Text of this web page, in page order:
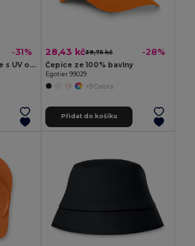
-31%
AMERICA Sluneční brýle s UV ochranou
28,43 kč39,75 kč -28%
Čepice ze 100% bavlny
Egotier 99029
+9 Colors
Přidat do košíku